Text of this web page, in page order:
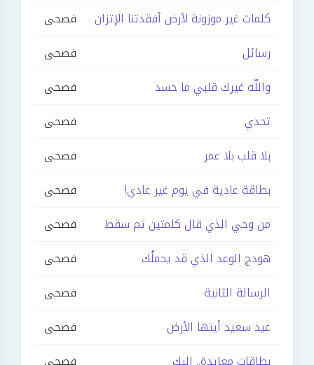
كلمات غير موزونة لأرض أفقدتنا الإتزان
فصحى
رسائل
فصحى
واللّه غيرك قلبي ما حسد
فصحى
تحدي
فصحى
بلا قلب بلا عمر
فصحى
بطاقة عادية في يوم غير عادي!
فصحى
من وحي الذي قال كلمتين ثم سقط
فصحى
هودج الوعد الذي قد يحملُك
فصحى
الرسالة الثانية
فصحى
عيد سعيد أيتها الأرض
فصحى